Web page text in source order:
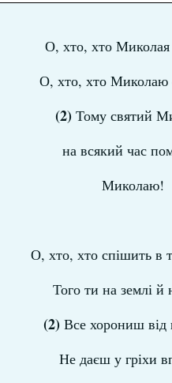
О, хто, хто
О, хто, хто Миколаю
(2)Тому святий
на всякий час
Миколаю!
О, хто, хто спішить в
Того ти на землі й
(2)Все хорониш від
Не даєш у гріхи